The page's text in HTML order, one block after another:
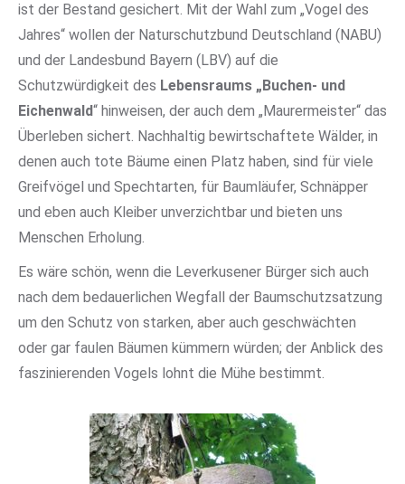
ist der Bestand gesichert. Mit der Wahl zum „Vogel des
Jahres“ wollen der Naturschutzbund Deutschland (NABU)
und der Landesbund Bayern (LBV) auf die
Schutzwürdigkeit des Lebensraums „Buchen- und
Eichenwald“ hinweisen, der auch dem „Maurermeister“ das
Überleben sichert. Nachhaltig bewirtschaftete Wälder, in
denen auch tote Bäume einen Platz haben, sind für viele
Greifvögel und Spechtarten, für Baumläufer, Schnäpper
und eben auch Kleiber unverzichtbar und bieten uns
Menschen Erholung.
Es wäre schön, wenn die Leverkusener Bürger sich auch
nach dem bedauerlichen Wegfall der Baumschutzsatzung
um den Schutz von starken, aber auch geschwächten
oder gar faulen Bäumen kümmern würden; der Anblick des
faszinierenden Vogels lohnt die Mühe bestimmt.